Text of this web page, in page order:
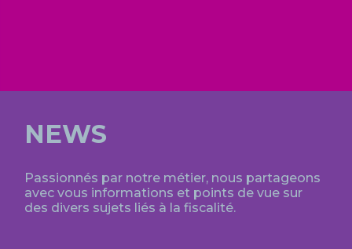
NEWS
Passionnés par notre métier, nous partageons
avec vous informations et points de vue sur
des divers sujets liés à la fiscalité.